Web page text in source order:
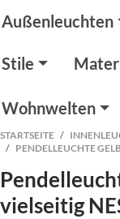
Außenleuchten
Stile
Wohnwelten
STARTSEITE
PENDELLEUCHTE
vielseitig